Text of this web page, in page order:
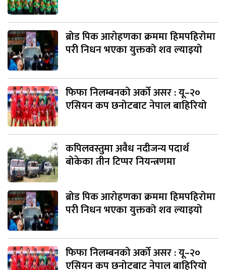
ब्रोड पिक आरोहणका क्रममा हिमपहिरोमा
परी निधन भएका युक्तको शव ल्याइयो
फिफा निलम्बनको अर्को असर : यू–२०
एसियन कप छनोटबाट नेपाल बाहिरियो
कपिलवस्तुमा अवैध नदीजन्य पदार्थ
बोकेका तीन टिप्पर नियन्त्रणमा
ब्रोड पिक आरोहणका क्रममा हिमपहिरोमा
परी निधन भएका युक्तको शव ल्याइयो
फिफा निलम्बनको अर्को असर : यू–२०
एसियन कप छनोटबाट नेपाल बाहिरियो